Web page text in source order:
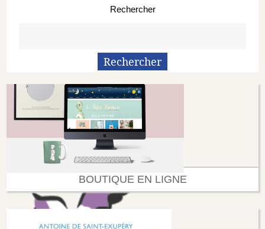
Rechercher
BOUTIQUE EN LIGNE